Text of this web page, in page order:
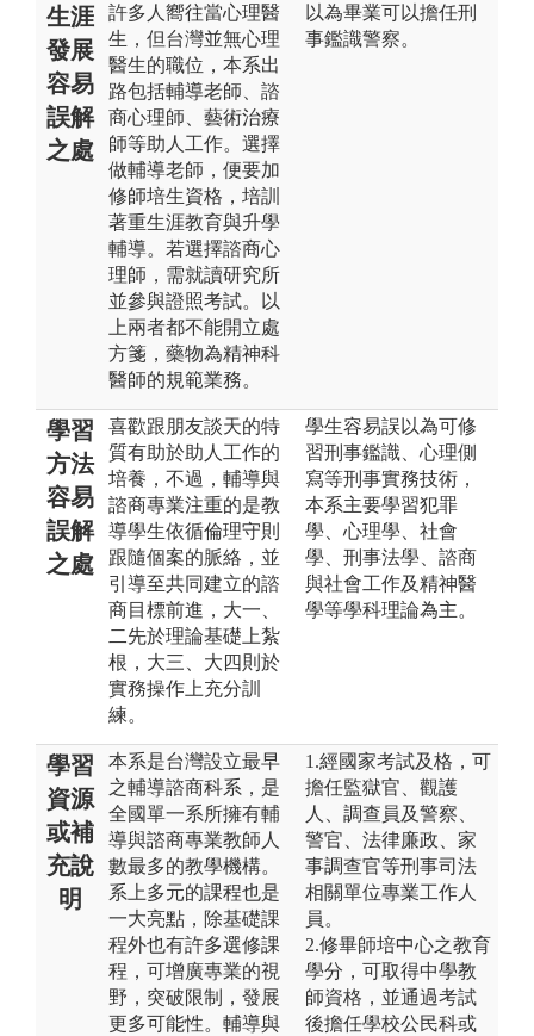
生涯
發展
容易
誤解
之處
許多人嚮往當心理醫
生，但台灣並無心理
醫生的職位，本系出
路包括輔導老師、諮
商心理師、藝術治療
師等助人工作。選擇
做輔導老師，便要加
修師培生資格，培訓
著重生涯教育與升學
輔導。若選擇諮商心
理師，需就讀研究所
並參與證照考試。以
上兩者都不能開立處
方箋，藥物為精神科
醫師的規範業務。
以為畢業可以擔任刑
事鑑識警察。
學習
方法
容易
誤解
之處
喜歡跟朋友談天的特
質有助於助人工作的
培養，不過，輔導與
諮商專業注重的是教
導學生依循倫理守則
跟隨個案的脈絡，並
引導至共同建立的諮
商目標前進，大一、
二先於理論基礎上紮
根，大三、大四則於
實務操作上充分訓
練。
學生容易誤以為可修
習刑事鑑識、心理側
寫等刑事實務技術，
本系主要學習犯罪
學、心理學、社會
學、刑事法學、諮商
與社會工作及精神醫
學等學科理論為主。
學習
資源
或補
充說
明
本系是台灣設立最早
之輔導諮商科系，是
全國單一系所擁有輔
導與諮商專業教師人
數最多的教學機構。
系上多元的課程也是
一大亮點，除基礎課
程外也有許多選修課
程，可增廣專業的視
野，突破限制，發展
更多可能性。輔導與
1.經國家考試及格，可
擔任監獄官、觀護
人、調查員及警察、
警官、法律廉政、家
事調查官等刑事司法
相關單位專業工作人
員。
2.修畢師培中心之教育
學分，可取得中學教
師資格，並通過考試
後擔任學校公民科或